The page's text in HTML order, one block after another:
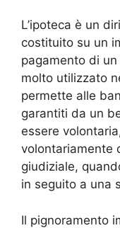
L’ipoteca è un
costituito su un
pagamento di
molto utilizzato
permette alle
garantiti da un
essere
volontariamente
giudiziale,
in seguito a una
Il pignoramento